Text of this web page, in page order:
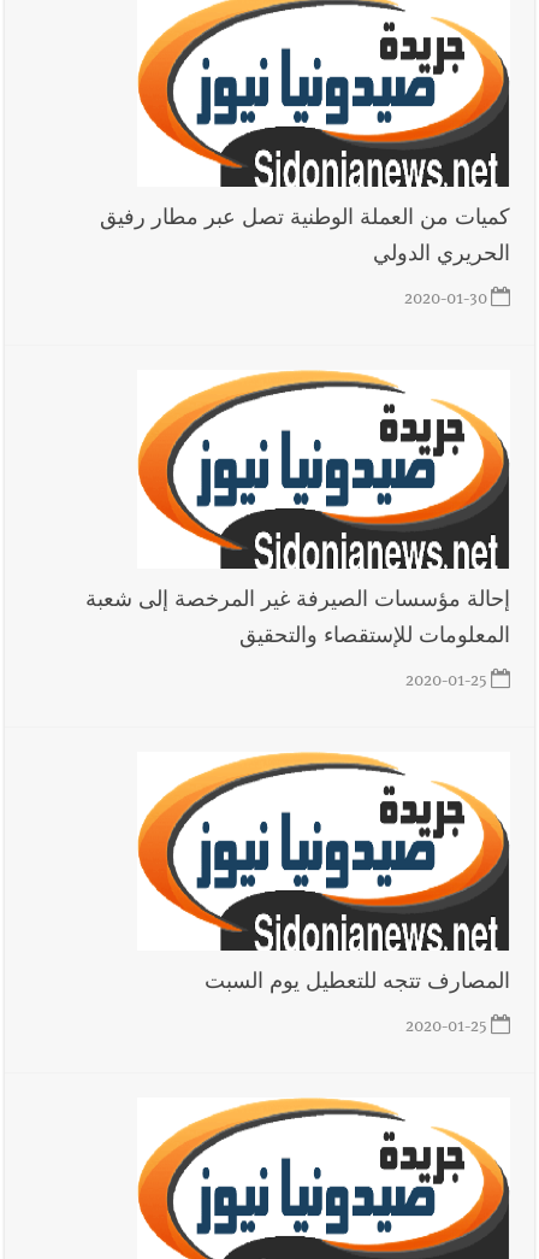
كميات من العملة الوطنية تصل عبر مطار رفيق
الحريري الدولي
2020-01-30
إحالة مؤسسات الصيرفة غير المرخصة إلى شعبة
المعلومات للإستقصاء والتحقيق
2020-01-25
المصارف تتجه للتعطيل يوم السبت
2020-01-25